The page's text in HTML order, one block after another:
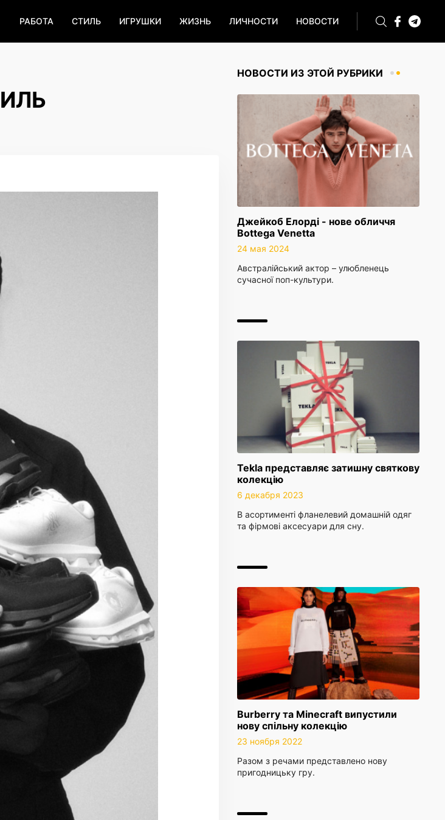
РАБОТА СТИЛЬ ИГРУШКИ ЖИЗНЬ ЛИЧНОСТИ НОВОСТИ
НОВОСТИ ИЗ ЭТОЙ РУБРИКИ
Джейкоб Елорді - нове обличчя
Bottega Venetta
24 мая 2024
Австралійський актор – улюбленець
сучасної поп-культури.
Tekla представляє затишну святкову
колекцію
6 декабря 2023
В асортименті фланелевий домашній одяг
та фірмові аксесуари для сну.
Burberry та Minecraft випустили
нову спільну колекцію
23 ноября 2022
Разом з речами представлено нову
пригодницьку гру.